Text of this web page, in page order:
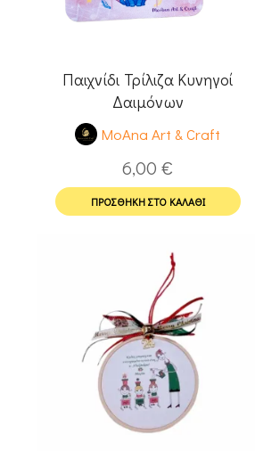
Παιχνίδι Τρίλιζα Κυνηγοί
Δαιμόνων
MoAna Art & Craft
6,00€
ΠΡΟΣΘΉΚΗ ΣΤΟ ΚΑΛΆΘΙ